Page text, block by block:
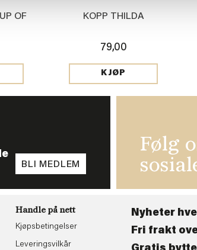
OF
KOPP THILDA
79,00
KJØP
BLI MEDLEM
Følg
Handle på nett
Kjøpsbetingelser
Leveringsvilkår
Nyheter
Fri frakt